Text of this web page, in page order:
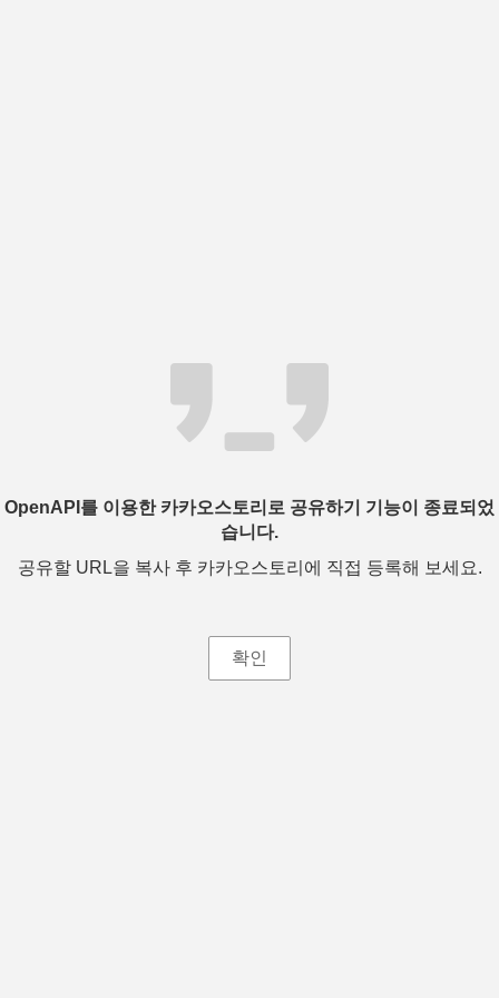
OpenAPI를 이용한 카카오스토리로 공유하기 기능이 종료되었
습니다.
공유할 URL을 복사 후 카카오스토리에 직접 등록해 보세요.
확인